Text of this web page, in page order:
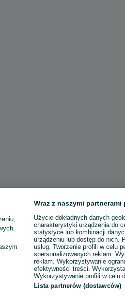
Zestaw, dwie bluza
Wraz z naszymi
Użycie dokładnych danych
charakterystyki urządzenia do
statystyce lub kombinacji
urządzeniu lub dostęp do nich.
usług. Tworzenie profili w celu
spersonalizowanych reklam.
reklam. Wykorzystywanie
efektywności treści.
Wykorzystywanie profili w celu
Lista partnerów (dostawców)